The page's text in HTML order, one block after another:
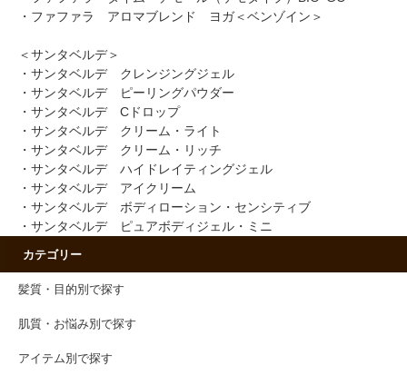
・ファファラ アロマブレンド ヨガ＜ベンゾイン＞
＜サンタベルデ＞
・サンタベルデ クレンジングジェル
・サンタベルデ ピーリングパウダー
・サンタベルデ Cドロップ
・サンタベルデ クリーム・ライト
・サンタベルデ クリーム・リッチ
・サンタベルデ ハイドレイティングジェル
・サンタベルデ アイクリーム
・サンタベルデ ボディローション・センシティブ
・サンタベルデ ピュアボディジェル・ミニ
カテゴリー
髪質・目的別で探す
肌質・お悩み別で探す
アイテム別で探す